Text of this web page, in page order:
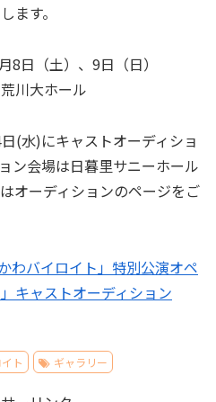
ます。
8日（土）、9日（日）
川大ホール
(水)にキャストオーディショ
ン会場は日暮里サニーホール
オーディションのページをご
わバイロイト」特別公演オペ
キャストオーディション
ト ギャラリー